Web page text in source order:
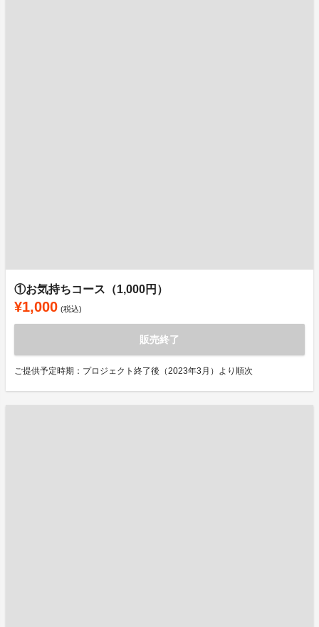
①お気持ちコース（1,000円）
¥1,000 (税込)
販売終了
ご提供予定時期：プロジェクト終了後（2023年3月）より順次